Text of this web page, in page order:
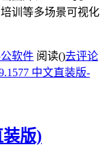
训等多场景可视化
软件 阅读()去评论
版)